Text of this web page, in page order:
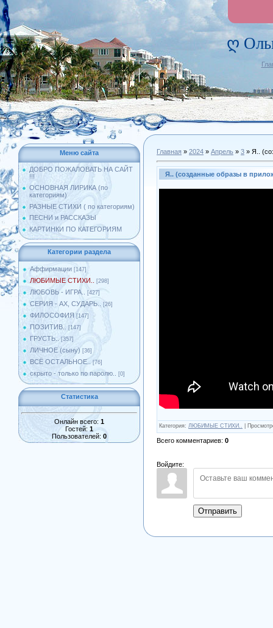
ღ
Меню сайта
ДОБРО ПОЖАЛОВАТЬ НА САЙТ
!!!
ОСНОВНАЯ ЛИРИКА (по
категориям)
РАЗНЫЕ СТИХИ ( по категориям)
ПЕСНИ и РАССКАЗЫ
КАРТИНКИ ПО КАТЕГОРИЯМ
Категории раздела
Аффирмации [147]
ЛЮБИМЫЕ СТИХИ.. [298]
ЛЮБОВЬ - ИГРА.. [427]
СЕРИЯ - АХ, СУДАРЬ.. [26]
ФИЛОСОФИЯ [147]
ПОЗИТИВ.. [147]
ГРУСТЬ.. [357]
ЛИЧНОЕ (сыну) [36]
ВСЁ ОСТАЛЬНОЕ.. [76]
скрыто - только по паролю.. [0]
Статистика
Онлайн всего: 1
Гостей: 1
Пользователей: 0
Главная » 2024 » Апрель » 3 » Я..
Я.. (созданные образы в
Категория: ЛЮБИМЫЕ СТИХИ..
Всего комментариев: 0
Войдите:
Отправить